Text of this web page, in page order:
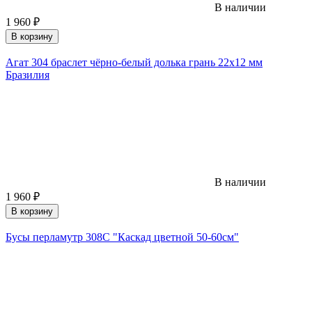
В наличии
1 960 ₽
В корзину
Агат 304 браслет чёрно-белый долька грань 22х12 мм
Бразилия
В наличии
1 960 ₽
В корзину
Бусы перламутр 308С "Каскад цветной 50-60см"